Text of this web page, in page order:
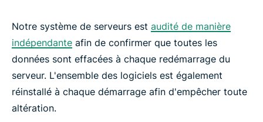
Notre système de serveurs est audité de manière
indépendante afin de confirmer que toutes les
données sont effacées à chaque redémarrage du
serveur. L'ensemble des logiciels est également
réinstallé à chaque démarrage afin d'empêcher toute
altération.